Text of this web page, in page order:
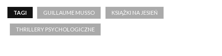
TAGI GUILLAUME MUSSO KSIĄŻKI NA JESIEŃ
THRILLERY PSYCHOLOGICZNE